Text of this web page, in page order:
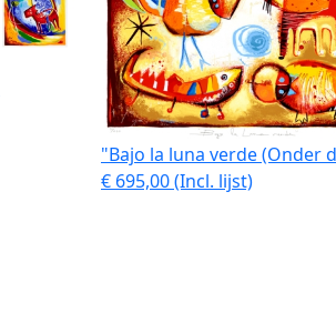
"Bajo la luna verde (Onder
€ 695,00 (Incl. lijst)